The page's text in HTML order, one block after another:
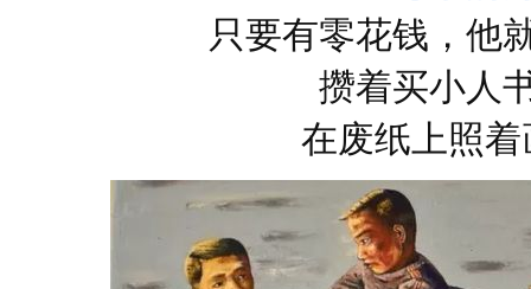
只要有零花钱，他
攒着买小人
在废纸上照着